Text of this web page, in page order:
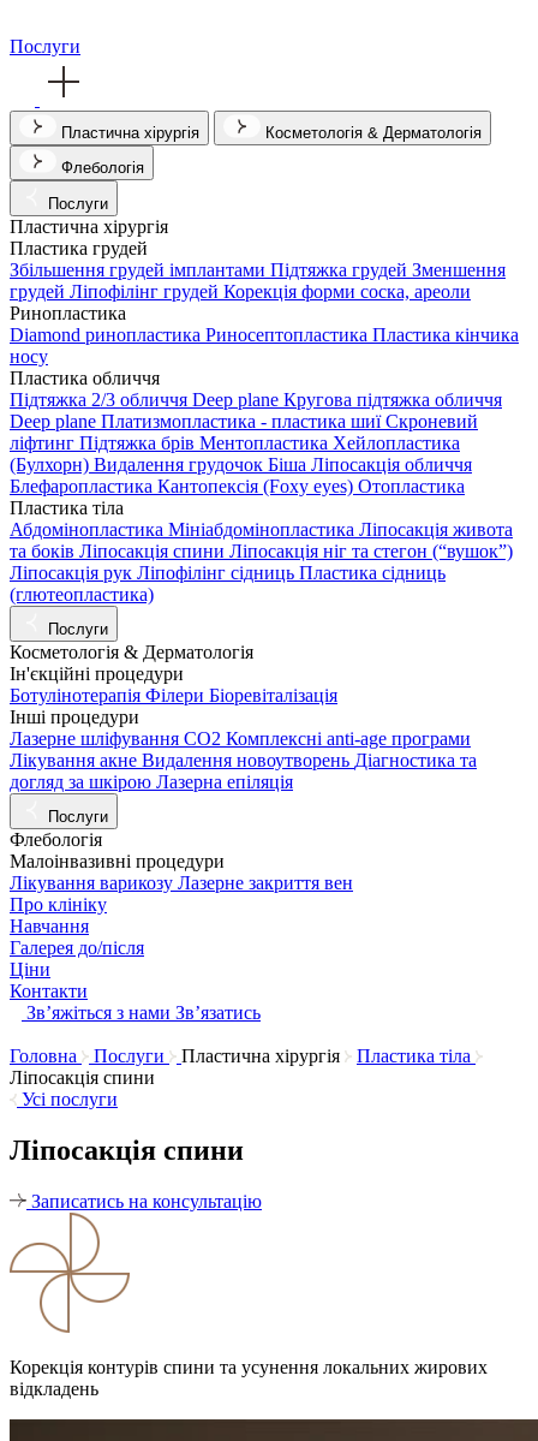
Послуги
Пластична хірургія
Косметологія & Дерматологія
Флебологія
Послуги
Пластична хірургія
Пластика грудей
Збільшення грудей імплантами Підтяжка грудей Зменшення
грудей Ліпофілінг грудей Корекція форми соска, ареоли
Ринопластика
Diamond ринопластика Риносептопластика Пластика кінчика
носу
Пластика обличчя
Підтяжка 2/3 обличчя Deep plane Кругова підтяжка обличчя
Deep plane Платизмопластика - пластика шиї Скроневий
ліфтинг Підтяжка брів Ментопластика Хейлопластика
(Булхорн) Видалення грудочок Біша Ліпосакція обличчя
Блефаропластика Кантопексія (Foxy eyes) Отопластика
Пластика тіла
Абдомінопластика Мініабдомінопластика Ліпосакція живота
та боків Ліпосакція спини Ліпосакція ніг та стегон (“вушок”)
Ліпосакція рук Ліпофілінг сідниць Пластика сідниць
(глютеопластика)
Послуги
Косметологія & Дерматологія
Ін'єкційні процедури
Ботулінотерапія Філери Біоревіталізація
Інші процедури
Лазерне шліфування СО2 Комплексні anti-age програми
Лікування акне Видалення новоутворень Діагностика та
догляд за шкірою Лазерна епіляція
Послуги
Флебологія
Малоінвазивні процедури
Лікування варикозу Лазерне закриття вен
Про клініку
Навчання
Галерея до/після
Ціни
Контакти
Звʼяжіться з нами Звʼязатись
Головна Послуги Пластична хірургія
Пластика тіла
Ліпосакція спини
Усі послуги
Ліпосакція спини
Записатись на консультацію
Корекція контурів спини та усунення локальних жирових
відкладень